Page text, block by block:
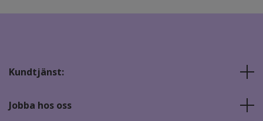
Kundtjänst:
Jobba hos oss